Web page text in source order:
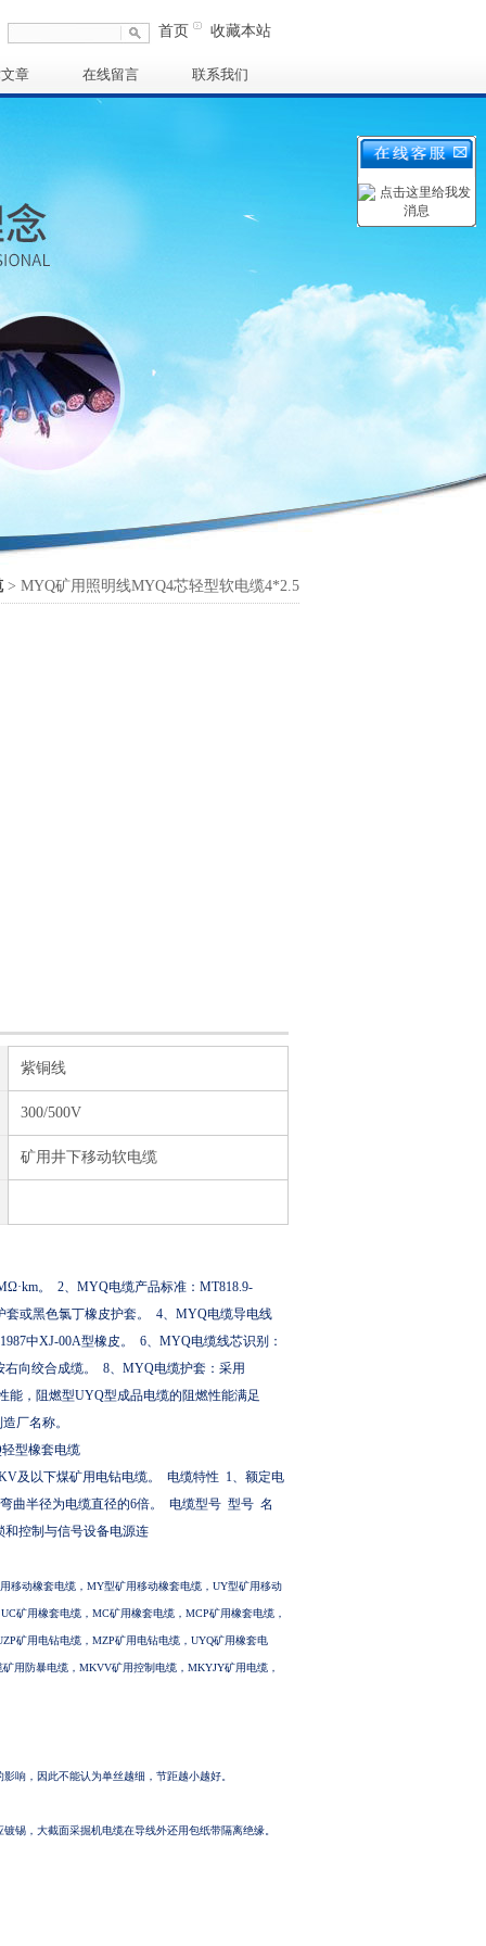
首页 收藏本站
章 在线留言 联系我们
> MYQ矿用照明线MYQ4芯轻型软电缆4*2.5
紫铜线
300/500V
矿用井下移动软电缆
。 2、 MYQ电缆产品标准： MT818.9-
或黑色氯丁橡皮护套。 4、 MYQ电缆导电线
中XJ-00A型橡皮。 6、 MYQ电缆线芯识别：
向绞合成缆。 8、 MYQ电缆护套：采用
能，阻燃型UYQ型成品电缆的阻燃性能满足
厂名称。
轻型橡套电缆
及以下煤矿用电钻电缆。 电缆特性 1、额定电
曲半径为电缆直径的6倍。 电缆型号 型号 名
控制与信号设备电源连
移动橡套电缆，MY型矿用移动橡套电缆，UY型矿用移动
矿用橡套电缆，MC矿用橡套电缆，MCP矿用橡套电缆，
矿用电钻电缆，MZP矿用电钻电缆，UYQ矿用橡套电
用防暴电缆，MKVV矿用控制电缆，MKYJY矿用电缆，
响，因此不能认为单丝越细，节距越小越好。
锡，大截面采掘机电缆在导线外还用包纸带隔离绝缘。